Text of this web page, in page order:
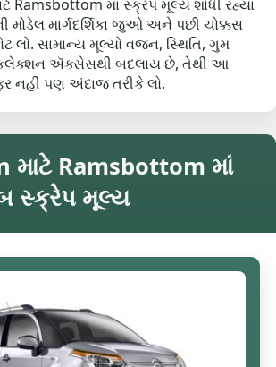
Ramsbottom માં સ્ક્રેપ મૂલ્ય શોધી રહ્યા
મોડેલ માર્ગદર્શિકા જુઓ અને પછી ચોક્કસ
લો. સામાન્ય મૂલ્યો વજન, સ્થિતિ, ગુમ
ઍક્સેસથી બદલાય છે, તેથી આ
પણ અંદાજ તરીકે લો.
માટે Ramsbottom માં
સ્ક્રેપ મૂલ્ય